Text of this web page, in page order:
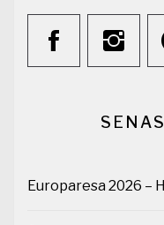
Europaresa 2026 –